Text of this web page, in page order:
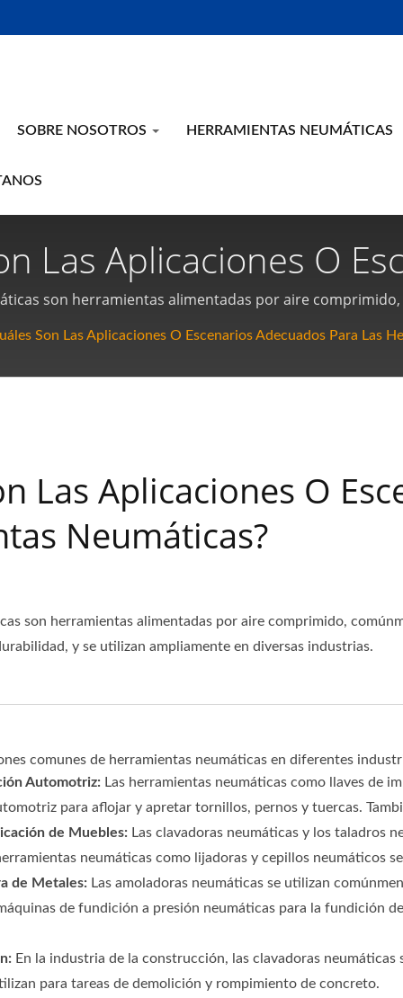
SOBRE NOSOTROS HERRAMIENTAS NEUMÁTICAS
Las Aplicaciones O
Neumáticas? |
Y Herramientas
son herramientas alimentadas por aire
Son Las Aplicaciones O Escenarios Adecuados Para Las
Las Aplicaciones O
Neumáticas?
son herramientas alimentadas por aire comprimido,
y se utilizan ampliamente en diversas industrias.
comunes de herramientas neumáticas en diferentes
Automotriz: Las herramientas neumáticas como llaves de
para aflojar y apretar tornillos, pernos y tuercas.
de Muebles: Las clavadoras neumáticas y los taladros
neumáticas como lijadoras y cepillos neumáticos
de Metales: Las amoladoras neumáticas se utilizan
de fundición a presión neumáticas para la fundición
En la industria de la construcción, las clavadoras
para tareas de demolición y rompimiento de concreto.